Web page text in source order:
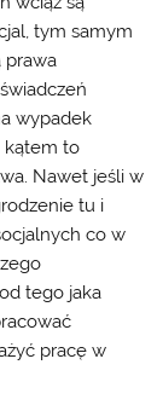
tym samym
prawa
wypadek
kątem to
Nawet jeśli w
tu i
co w
tego jaka
pracę w